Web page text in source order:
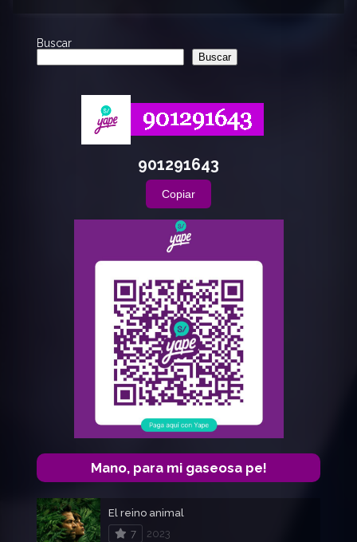
Buscar
Buscar
901291643
Copiar
Mano, para mi gaseosa pe!
El reino animal
7
2023